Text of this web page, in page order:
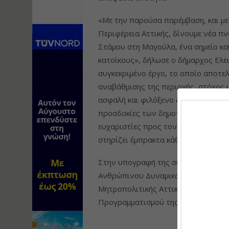
«Με την παρούσα παρέμβαση, και
Περιφέρεια Αττικής, δίνουμε νέα
Στάμου στη Μαγούλα, ένα σημείο
κατοίκους», δήλωσε ο δήμαρχος
συγκεκριμένο έργο, το οποίο
αναβάθμισης της περιοχής, στόχος
ασφαλή και φιλόξενο δημόσιο
προσδοκίες των δημοτών. Θέλω για
ευχαριστίες προς τον
στηρίζει έμπρακτα κάθε βήμα προς
Στην υπογραφή της σύμβασης
Ανθρώπινου Δυναμικού Ελευσίνας
Μητροπολιτικής Αττικής Α.Ε.» Έφη
Προγραμματισμού της Περιφέρειας